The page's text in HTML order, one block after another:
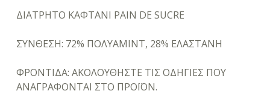
ΔΙΑΤΡΗΤΟ ΚΑΦΤΑΝΙ PAIN DE SUCRE
ΣΥΝΘΕΣΗ: 72% ΠΟΛΥΑΜΙΝΤ, 28% ΕΛΑΣΤΑΝΗ
ΦΡΟΝΤΙΔΑ: ΑΚΟΛΟΥΘΗΣΤΕ ΤΙΣ ΟΔΗΓΙΕΣ ΠΟΥ
ΑΝΑΓΡΑΦΟΝΤΑΙ ΣΤΟ ΠΡΟΪΟΝ.